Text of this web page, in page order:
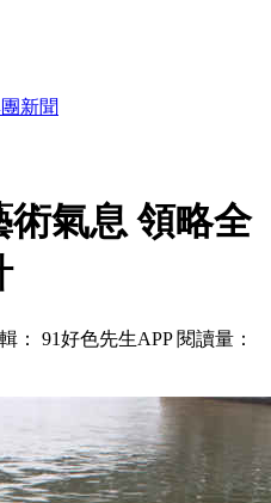
新聞
氣息 領略全
： 91好色先生APP 閱讀量：